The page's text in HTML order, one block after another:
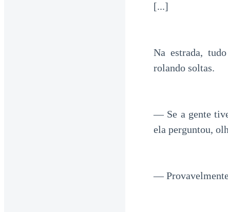
[...]
Na estrada,
rolando soltas.
— Se a gente
ela perguntou,
—